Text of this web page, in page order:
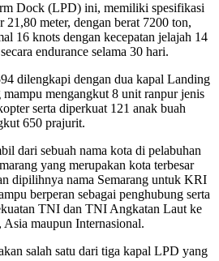
Dock (LPD) ini, memiliki spesifikasi
21,80 meter, dengan berat 7200 ton,
16 knots dengan kecepatan jelajah 14
endurance selama 30 hari.
dilengkapi dengan dua kapal Landing
mengangkut 8 unit ranpur jenis
serta diperkuat 121 anak buah
650 prajurit.
dari sebuah nama kota di pelabuhan
yang merupakan kota terbesar
dipilihnya nama Semarang untuk KRI
berperan sebagai penghubung serta
TNI dan TNI Angkatan Laut ke
maupun Internasional.
salah satu dari tiga kapal LPD yang